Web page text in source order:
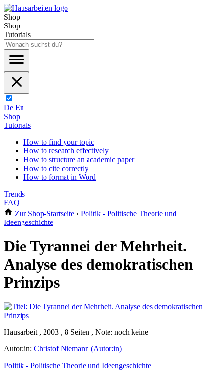
Shop
Shop
Tutorials
De En
Shop
Tutorials
How to find your topic
How to research effectively
How to structure an academic paper
How to cite correctly
How to format in Word
Trends
FAQ
Zur Shop-Startseite › Politik - Politische Theorie und
Ideengeschichte
Die Tyrannei der Mehrheit.
Analyse des demokratischen
Prinzips
Hausarbeit , 2003 , 8 Seiten , Note: noch keine
Autor:in: Christof Niemann (Autor:in)
Politik - Politische Theorie und Ideengeschichte